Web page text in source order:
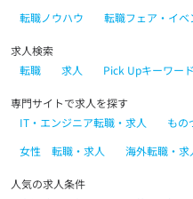
転職ノウハウ
転職フェア・イベ
求人検索
転職
求人 Pick Upキーワード
専門サイトで求人を探す
IT・エンジニア転職・求人
もの
女性 転職・求人
海外転職・求
人気の求人条件